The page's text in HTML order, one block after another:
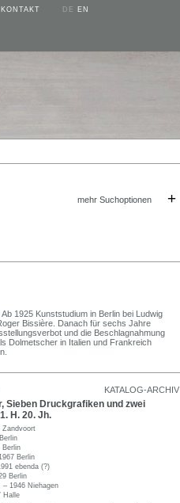
KONTAKT DE EN
mehr Suchoptionen +
1925 Kunststudium in Berlin bei Ludwig
Bissière. Danach für sechs Jahre
und die Beschlagnahmung
Dolmetscher in Italien und Frankreich
KATALOG-ARCHIV
Druckgrafiken und zwei
H. 20. Jh.
Zandvoort
Berlin
Berlin
ebenda (?)
Berlin
– 1946 Niehagen
Halle